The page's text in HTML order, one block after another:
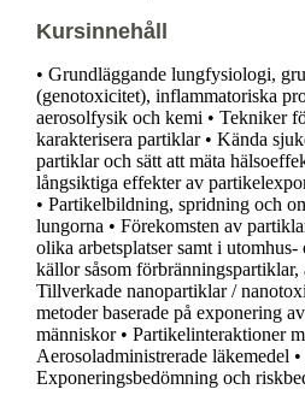
Kursinnehåll
• Grundläggande lungfysiologi,
(genotoxicitet), inflammatoriska
aerosolfysik och kemi • Tekniker
karakterisera partiklar • Kända
partiklar och sätt att mäta
långsiktiga effekter av
• Partikelbildning, spridning och
lungorna • Förekomsten av
olika arbetsplatser samt i
källor såsom förbränningspartiklar,
Tillverkade nanopartiklar /
metoder baserade på exponering
människor • Partikelinteraktioner
Aerosoladministrerade läkemedel
Exponeringsbedömning och